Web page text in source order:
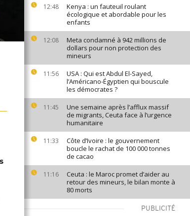
12:48
Kenya : un fauteuil roulant
écologique et abordable pour les
enfants
12:08
Meta condamné à 942 millions de
dollars pour non protection des
mineurs
11:56
USA : Qui est Abdul El-Sayed,
l’Américano-Égyptien qui bouscule
les démocrates ?
11:45
Une semaine après l’afflux massif
de migrants, Ceuta face à l’urgence
humanitaire
11:33
Côte d’Ivoire : le gouvernement
boucle le rachat de 100 000 tonnes
de cacao
11:16
Ceuta : le Maroc promet d’aider au
retour des mineurs, le bilan monte à
80 morts
PUBLICITÉ